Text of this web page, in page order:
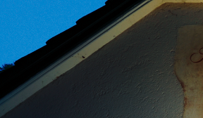
Urlaubsangebote
Gruppenangebote
Camping und Wohnmobil
Ausflüge